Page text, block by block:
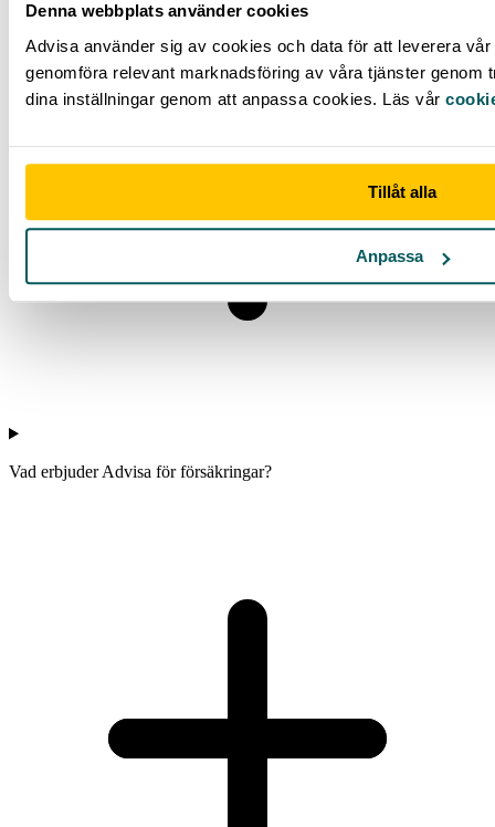
Denna webbplats använder cookies
Advisa använder sig av cookies och data för att leverera
genomföra relevant marknadsföring av våra tjänster genom
dina inställningar genom att anpassa cookies. Läs vår
Tillåt alla
Anpassa
Vad erbjuder Advisa för försäkringar?